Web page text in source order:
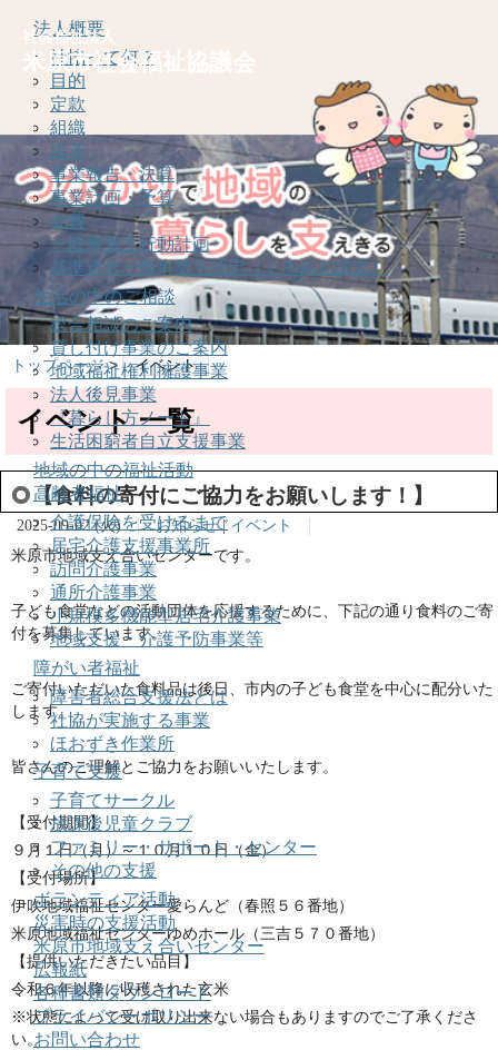
社会福祉法人
米原市社会福祉協議会
法人概要
社協って何？
目的
定款
組織
沿革
事業報告・決算
事業計画・予算
会費
一般事業主行動計画
基準適合一般事業主認定（くるみん認定）
生活の中のご相談
総合相談のご案内
貸し付け事業のご案内
地域福祉権利擁護事業
法人後見事業
『暮らし方ノート』
生活困窮者自立支援事業
地域の中の福祉活動
高齢者福祉
介護保険を受けるまで
居宅介護支援事業所
訪問介護事業
通所介護事業
小規模多機能型居宅介護事業
地域支援・介護予防事業等
障がい者福祉
障害者総合支援法とは
社協が実施する事業
ほおずき作業所
子育て支援
子育てサークル
放課後児童クラブ
ファミリー・サポート・センター
その他の支援
ボランティア活動
災害時の支援活動
米原市地域支え合いセンター
広報紙
各種書類ダウンロード
プライバシーポリシー
お問い合わせ
トップページ> イベント
イベント 一覧
【食料の寄付にご協力をお願いします！】
2025-09-02 (火) お知らせ| イベント
米原市地域支え合いセンターです。
子ども食堂などの活動団体を応援するために、下記の通り食料のご寄
付を募集しています。
ご寄付いただいた食料品は後日、市内の子ども食堂を中心に配分いた
します。
皆さんのご理解とご協力をお願いいたします。
【受付期間】
９月１日（月）～１０月１０日（金）
【受付場所】
伊吹地域福祉センター愛らんど（春照５６番地）
米原地域福祉センターゆめホール（三吉５７０番地）
【提供いただきたい品目】
令和６年以降に収穫された玄米
※状態によって受け取り出来ない場合もありますのでご了承くださ
い。